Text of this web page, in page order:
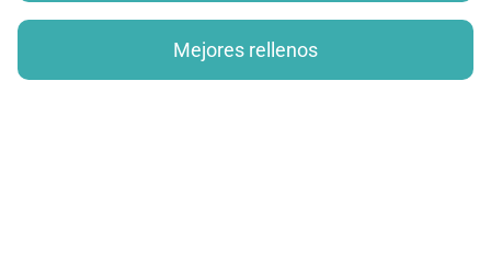
Mejores rellenos